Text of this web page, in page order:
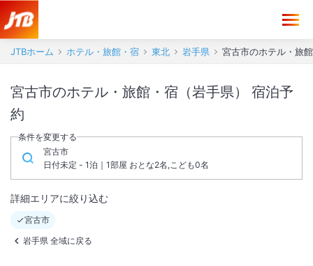
JTBホーム ホテル・旅館・宿 東北 岩手県 宮古市のホテル・旅
宮古市のホテル・旅館・宿（岩手県） 宿泊予
約
条件を変更する
宮古市
日付未定 - 1泊｜1部屋 おとな2名,こども0名
詳細エリアに絞り込む
宮古市
岩手県 全域に戻る